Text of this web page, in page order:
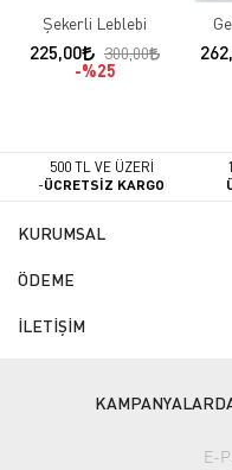
Şekerli Leblebi
225,00
300,00
%25
500 TL VE ÜZERİ
-ÜCRETSİZ KARGO
KURUMSAL
ÖDEME
İLETİŞİM